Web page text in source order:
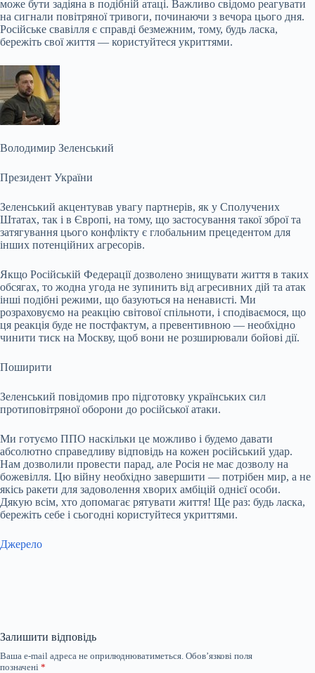
може бути задіяна в подібній атаці. Важливо свідомо реагувати
на сигнали повітряної тривоги, починаючи з вечора цього дня.
Російське свавілля є справді безмежним, тому, будь ласка,
бережіть свої життя — користуйтеся укриттями.
Володимир Зеленський
Президент України
Зеленський акцентував увагу партнерів, як у Сполучених
Штатах, так і в Європі, на тому, що застосування такої зброї та
затягування цього конфлікту є глобальним прецедентом для
інших потенційних агресорів.
Якщо Російській Федерації дозволено знищувати життя в таких
обсягах, то жодна угода не зупинить від агресивних дій та атак
інші подібні режими, що базуються на ненависті. Ми
розраховуємо на реакцію світової спільноти, і сподіваємося, що
ця реакція буде не постфактум, а превентивною — необхідно
чинити тиск на Москву, щоб вони не розширювали бойові дії.
Поширити
Зеленський повідомив про підготовку українських сил
протиповітряної оборони до російської атаки.
Ми готуємо ППО наскільки це можливо і будемо давати
абсолютно справедливу відповідь на кожен російський удар.
Нам дозволили провести парад, але Росія не має дозволу на
божевілля. Цю війну необхідно завершити — потрібен мир, а не
якісь ракети для задоволення хворих амбіцій однієї особи.
Дякую всім, хто допомагає рятувати життя! Ще раз: будь ласка,
бережіть себе і сьогодні користуйтеся укриттями.
Джерело
Залишити відповідь
Ваша e-mail адреса не оприлюднюватиметься. Обов’язкові поля
позначені *